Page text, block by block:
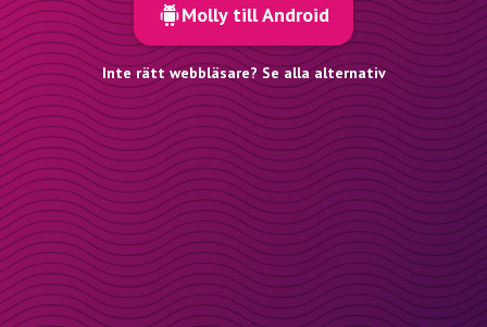
Molly till Android
Inte rätt webbläsare? Se alla alternativ